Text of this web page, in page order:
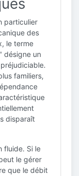
particulier
des
le terme
désigne un
familiers,
disparaît
fluide. Si le
le gérer
que le débit